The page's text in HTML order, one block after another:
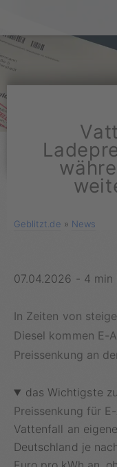
Geblitzt.de » News
07.04.2026 - 4 min
In Zeiten von
Diesel kommen E-
Preissenkung an
das Wichtigste
Preissenkung für
Vattenfall an
Deutschland je